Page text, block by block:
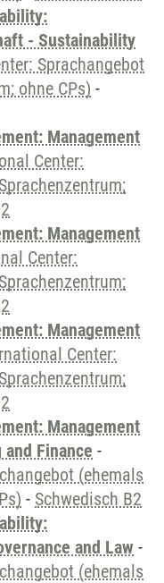
- Sustainability
Sprachangebot
ohne CPs) -
Management
Center:
Management
Center:
Management
Center:
Management
Finance -
(ehemals
- Schwedisch B2
and Law -
(ehemals